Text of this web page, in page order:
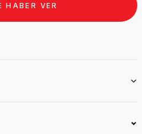
HABER VER